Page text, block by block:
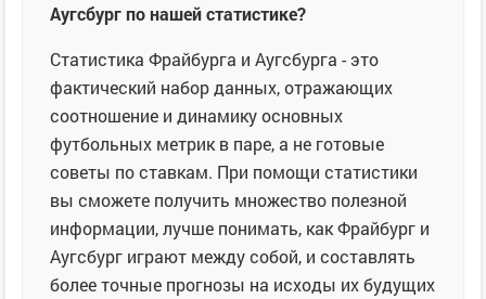
Аугсбург по нашей статистике?
Статистика Фрайбурга и Аугсбурга - это
фактический набор данных, отражающих
соотношение и динамику основных
футбольных метрик в паре, а не готовые
советы по ставкам. При помощи статистики
вы сможете получить множество полезной
информации, лучше понимать, как Фрайбург и
Аугсбург играют между собой, и составлять
более точные прогнозы на исходы их будущих